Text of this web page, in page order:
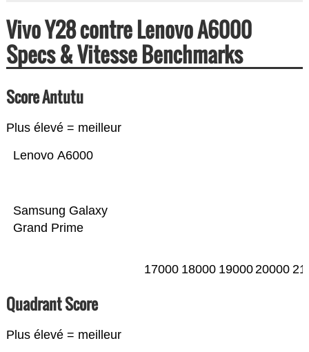
Vivo Y28 contre Lenovo A6000
Specs & Vitesse Benchmarks
Score Antutu
Plus élevé = meilleur
Samsung Galaxy
Grand Prime
Lenovo A6000
17000 18000 1900020000
Quadrant Score
Plus élevé = meilleur